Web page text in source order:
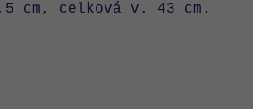
cm, celková v. 43 cm.